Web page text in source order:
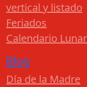
vertical y listado
Feriados
Calendario Lunar
Blog
Día de la Madre